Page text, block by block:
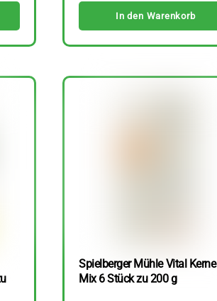
In den Warenkorb
Spielberger Mühle Vital Kerne
Mix 6 Stück zu 200 g